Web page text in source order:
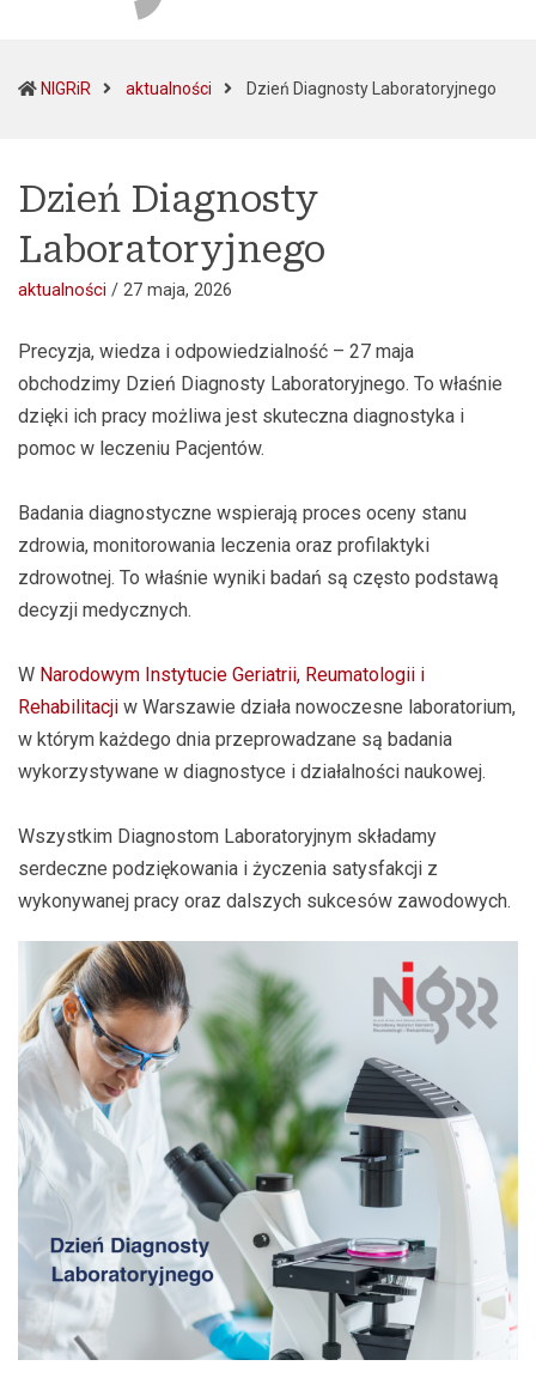
NIGRiR aktualności Dzień Diagnosty Laboratoryjnego
Dzień Diagnosty
Laboratoryjnego
aktualności / 27 maja, 2026
Precyzja, wiedza i odpowiedzialność – 27 maja
obchodzimy Dzień Diagnosty Laboratoryjnego. To właśnie
dzięki ich pracy możliwa jest skuteczna diagnostyka i
pomoc w leczeniu Pacjentów.
Badania diagnostyczne wspierają proces oceny stanu
zdrowia, monitorowania leczenia oraz profilaktyki
zdrowotnej. To właśnie wyniki badań są często podstawą
decyzji medycznych.
W Narodowym Instytucie Geriatrii, Reumatologii i
Rehabilitacji w Warszawie działa nowoczesne laboratorium,
w którym każdego dnia przeprowadzane są badania
wykorzystywane w diagnostyce i działalności naukowej.
Wszystkim Diagnostom Laboratoryjnym składamy
serdeczne podziękowania i życzenia satysfakcji z
wykonywanej pracy oraz dalszych sukcesów zawodowych.